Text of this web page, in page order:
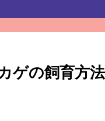
ゲの飼育方